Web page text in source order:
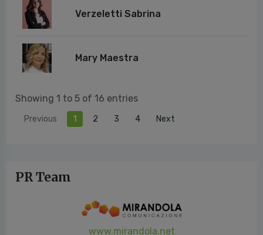
Verzeletti Sabrina
Mary Maestra
Showing 1 to 5 of 16 entries
Previous 1 2 3 4 Next
PR Team
www.mirandola.net